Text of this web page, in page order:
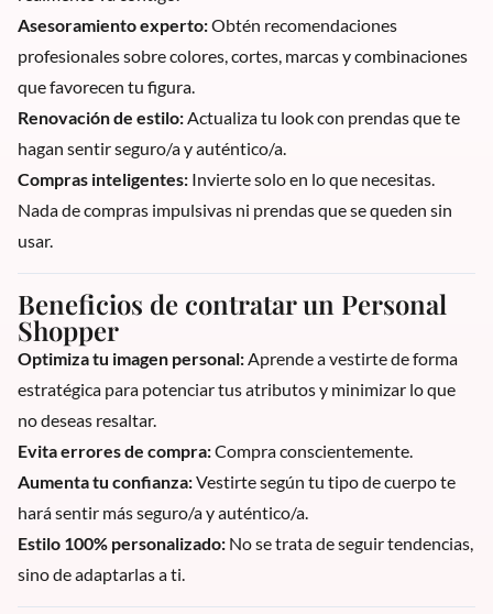
Asesoramiento experto:Obtén recomendaciones
profesionales sobre colores, cortes, marcas y combinaciones
que favorecen tu figura.
Renovación de estilo:Actualiza tu look con prendas que te
hagan sentir seguro/a y auténtico/a.
Compras inteligentes: Invierte solo en lo que necesitas.
Nada de compras impulsivas ni prendas que se queden sin
usar.
Beneficios de contratar un Personal
Shopper
Optimiza tu imagen personal:Aprende a vestirte de forma
estratégica para potenciar tus atributos y minimizar lo que
no deseas resaltar.
Evita errores de compra:Compra conscientemente.
Aumenta tu confianza:Vestirte según tu tipo de cuerpo te
hará sentir más seguro/a y auténtico/a.
Estilo 100% personalizado: No se trata de seguir tendencias,
sino de adaptarlas a ti.